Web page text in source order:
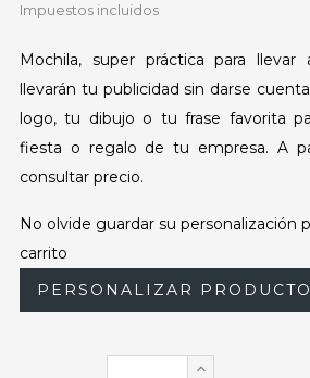
Impuestos incluidos
Mochila, super práctica para
llevarán tu publicidad sin darse
logo, tu dibujo o tu frase favorita
fiesta o regalo de tu empresa. A
consultar precio.
No olvide guardar su personalización
carrito
PERSONALIZAR PRODUCTO